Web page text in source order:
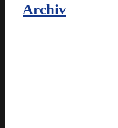
Archiv